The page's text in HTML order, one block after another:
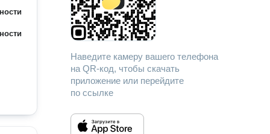
Наведите камеру вашего телефона
на QR-код, чтобы скачать
приложение или перейдите
по ссылке